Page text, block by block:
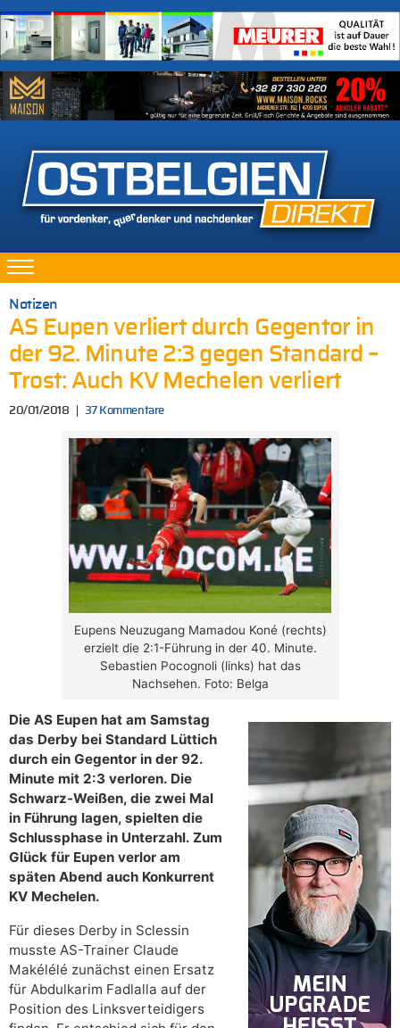
Notizen
AS Eupen verliert durch Gegentor in
der 92. Minute 2:3 gegen Standard –
Trost: Auch KV Mechelen verliert
20/01/2018 37 Kommentare
Eupens Neuzugang Mamadou Koné (rechts)
erzielt die 2:1-Führung in der 40. Minute.
Sebastien Pocognoli (links) hat das
Nachsehen. Foto: Belga
Die AS Eupen hat am Samstag
das Derby bei Standard Lüttich
durch ein Gegentor in der 92.
Minute mit 2:3 verloren. Die
Schwarz-Weißen, die zwei Mal
in Führung lagen, spielten die
Schlussphase in Unterzahl. Zum
Glück für Eupen verlor am
späten Abend auch Konkurrent
KV Mechelen.
Für dieses Derby in Sclessin
musste AS-Trainer Claude
Makélélé zunächst einen Ersatz
für Abdulkarim Fadlalla auf der
Position des Linksverteidigers